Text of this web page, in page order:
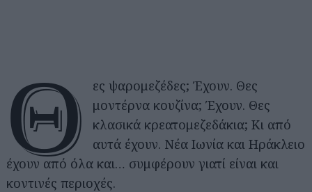
Θ
ες ψαρομεζέδες; Έχουν. Θες
μοντέρνα κουζίνα; Έχουν. Θες
κλασικά κρεατομεζεδάκια; Κι από
αυτά έχουν. Νέα Ιωνία και Ηράκλειο
έχουν από όλα και… συμφέρουν γιατί είναι και
κοντινές περιοχές.